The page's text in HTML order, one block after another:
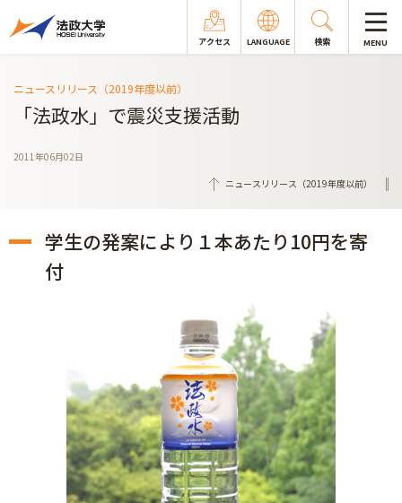
アクセス LANGUAGE 検索 MENU
ニュースリリース（2019年度以前）
「法政水」で震災支援活動
2011年06月02日
ニュースリリース（2019年度以前）
学生の発案により１本あたり10円を寄
付